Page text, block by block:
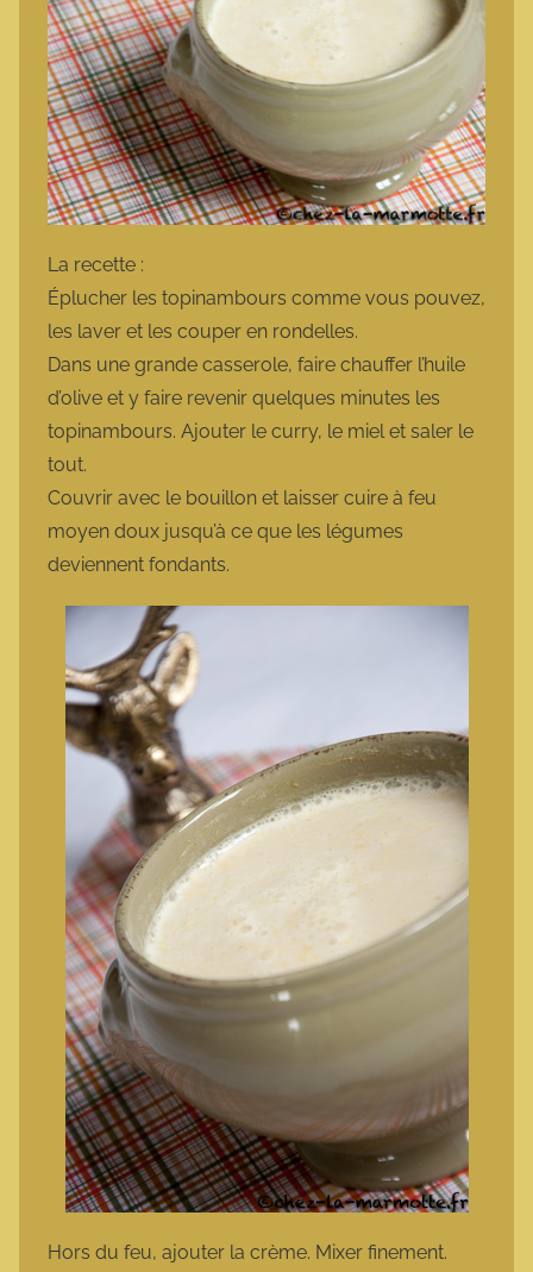
La recette :
Éplucher les topinambours comme vous pouvez,
les laver et les couper en rondelles.
Dans une grande casserole, faire chauffer l’huile
d’olive et y faire revenir quelques minutes les
topinambours. Ajouter le curry, le miel et saler le
tout.
Couvrir avec le bouillon et laisser cuire à feu
moyen doux jusqu’à ce que les légumes
deviennent fondants.
Hors du feu, ajouter la crème. Mixer finement.